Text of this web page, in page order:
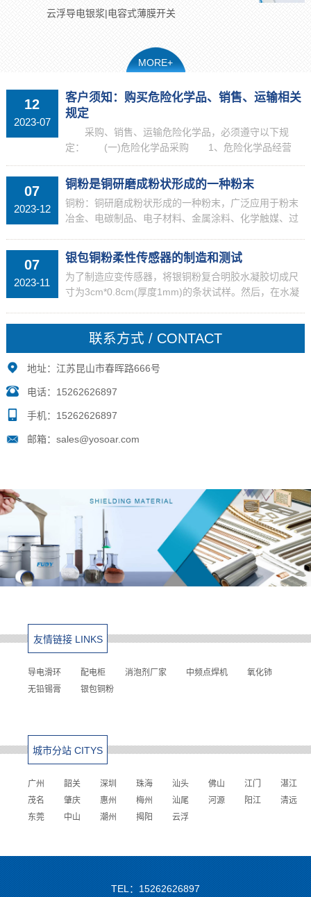
云浮导电银浆|电容式薄膜开关
MORE+
12
2023-07
客户须知：购买危险化学品、销售、运输相关
规定
采购、销售、运输危险化学品，必须遵守以下规
定： (一)危险化学品采购 1、危险化学品经营
单位不得向未取得《危险化学品经营许可证》的企业购
买危险化学品。 2、危险化学品单位不得向未取得
《安全生...
07
2023-12
铜粉是铜研磨成粉状形成的一种粉末
铜粉：铜研磨成粉状形成的一种粉末，广泛应用于粉末
冶金、电碳制品、电子材料、金属涂料、化学触媒、过
类：1.雾化铜粉：呈浅玫瑰红粉不规则粉末，采用雾化
法生产...
07
2023-11
银包铜粉柔性传感器的制造和测试
为了制造应变传感器，将银铜粉复合明胶水凝胶切成尺
寸为3cm*0.8cm(厚度1mm)的条状试样。然后，在水凝
应变传感器（具体制作见实施例1）。水凝胶夹在...
联系方式 / CONTACT
地址：江苏昆山市春晖路666号
电话：15262626897
手机：15262626897
邮箱：sales@yosoar.com
友情链接 LINKS
导电滑环 配电柜 消泡剂厂家 中频点焊机
氧化铈
无铅锡膏
银包铜粉
城市分站 CITYS
广州 韶关 深圳 珠海 汕头 佛山 江门
湛江
茂名
肇庆 惠州 梅州 汕尾 河源 阳江
清远
东莞
中山 潮州 揭阳 云浮
TEL：15262626897